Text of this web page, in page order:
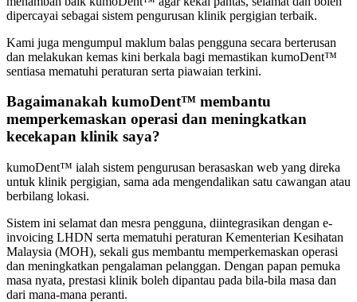
dipercayai sebagai sistem pengurusan klinik pergigian terbaik.
Kami juga mengumpul maklum balas pengguna secara berterusan
dan melakukan kemas kini berkala bagi memastikan kumoDent™
sentiasa mematuhi peraturan serta piawaian terkini.
Bagaimanakah kumoDent™ membantu
memperkemaskan operasi dan meningkatkan
kecekapan klinik saya?
kumoDent™ ialah sistem pengurusan berasaskan web yang direka
untuk klinik pergigian, sama ada mengendalikan satu cawangan atau
berbilang lokasi.
Sistem ini selamat dan mesra pengguna, diintegrasikan dengan e-
invoicing LHDN serta mematuhi peraturan Kementerian Kesihatan
Malaysia (MOH), sekali gus membantu memperkemaskan operasi
dan meningkatkan pengalaman pelanggan. Dengan papan pemuka
masa nyata, prestasi klinik boleh dipantau pada bila-bila masa dan
dari mana-mana peranti.